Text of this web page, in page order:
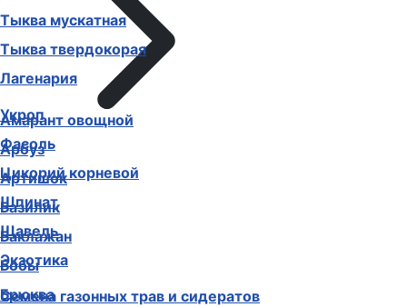
Амарант овощной
Арбуз
Артишок
Базилик
Баклажан
Бобы
Брюква
Тыква мускатная
Тыква твердокорая
Лагенария
Укроп
Фасоль
Цикорий корневой
Шпинат
Щавель
Экзотика
Семена газонных трав и сидератов